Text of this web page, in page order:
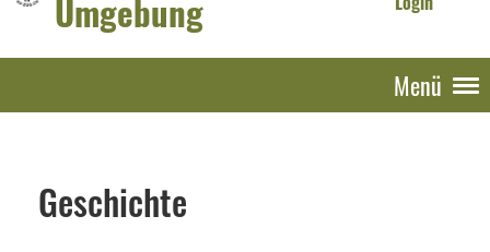
Umgebung
Menü
Geschichte